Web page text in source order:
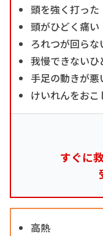
頭を強く打った
頭がひどく痛い
ろれつが回らな
我慢できないひ
手足の動きが
けいれんをお
すぐに
高熱